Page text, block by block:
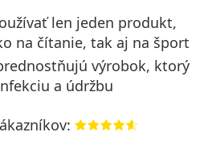
len jeden produkt,
na čítanie, tak aj na šport
výrobok, ktorý
a údržbu